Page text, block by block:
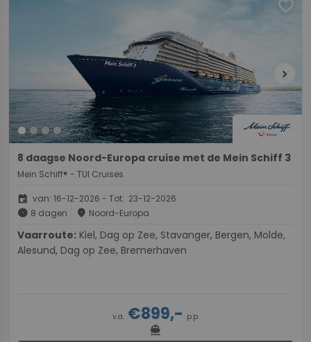
favorite
chevron_right
8 daagse Noord-Europa cruise met de Mein Schiff 3
Mein Schiff® - TUI Cruises
event van: 16-12-2026 - Tot: 23-12-2026
schedule 8 dagen place Noord-Europa
Vaarroute:
Alesund, Dag op Zee, Bremerhaven
v.a.€899,- p.p.
directions_boat